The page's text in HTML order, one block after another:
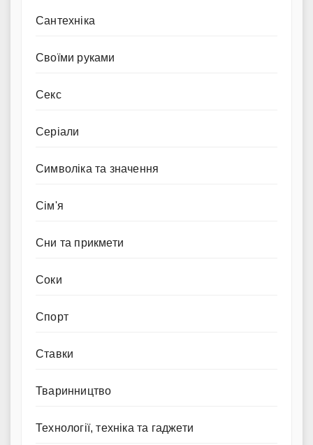
Сантехніка
Своїми руками
Секс
Серіали
Символіка та значення
Сім'я
Сни та прикмети
Соки
Спорт
Ставки
Тваринництво
Технології, техніка та гаджети